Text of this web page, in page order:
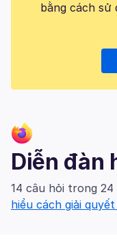
bằng cách sử
Diễn đàn
14 câu hỏi trong
hiểu cách giải